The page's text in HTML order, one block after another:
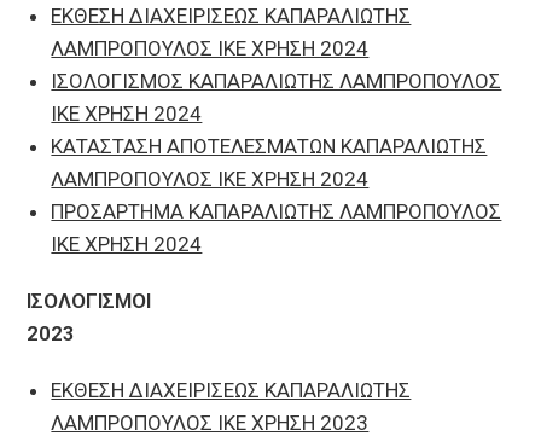
ΕΚΘΕΣΗ ΔΙΑΧΕΙΡΙΣΕΩΣ ΚΑΠΑΡΑΛΙΩΤΗΣ
ΛΑΜΠΡΟΠΟΥΛΟΣ ΙΚΕ ΧΡΗΣΗ 2024
ΙΣΟΛΟΓΙΣΜΟΣ ΚΑΠΑΡΑΛΙΩΤΗΣ ΛΑΜΠΡΟΠΟΥΛΟΣ
ΙΚΕ ΧΡΗΣΗ 2024
ΚΑΤΑΣΤΑΣΗ ΑΠΟΤΕΛΕΣΜΑΤΩΝ ΚΑΠΑΡΑΛΙΩΤΗΣ
ΛΑΜΠΡΟΠΟΥΛΟΣ ΙΚΕ ΧΡΗΣΗ 2024
ΠΡΟΣΑΡΤΗΜΑ ΚΑΠΑΡΑΛΙΩΤΗΣ ΛΑΜΠΡΟΠΟΥΛΟΣ
ΙΚΕ ΧΡΗΣΗ 2024
ΙΣΟΛΟΓΙΣΜΟΙ
2023
ΕΚΘΕΣΗ ΔΙΑΧΕΙΡΙΣΕΩΣ ΚΑΠΑΡΑΛΙΩΤΗΣ
ΛΑΜΠΡΟΠΟΥΛΟΣ ΙΚΕ ΧΡΗΣΗ 2023